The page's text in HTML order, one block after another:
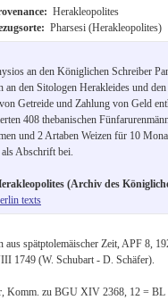
Herakleopolites
Pharsesi (Herakleopolites)
an den Königlichen Schreiber
den Sitologen Herakleides und den
Getreide und Zahlung von Geld
408 thebanischen
und 2 Artaben Weizen für 10
Abschrift bei.
(Archiv des
texts
spätptolemäischer Zeit, APF 8,
1749 (W. Schubart - D. Schäfer).
Komm. zu BGU XIV 2368, 12 = BL